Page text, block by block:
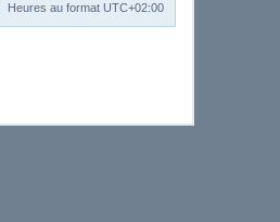
Heures au format UTC+02:00